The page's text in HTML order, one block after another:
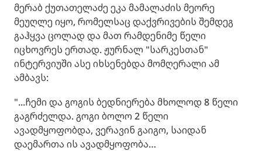
მერაბ ქუთათელაძე ეკა მამალაძის მეორე
მეუღლე იყო, რომელსაც დაქვრივების შემდეგ
გაჰყვა ცოლად და მათ რამდენიმე წელი
იცხოვრეს ერთად. ჟურნალ "სარკესთან"
ინტერვიუში ასე იხსენებდა მომღერალი ამ
ამბავს:
"...ჩემი და გოგის ბედნიერება მხოლოდ 8 წელი
გაგრძელდა. გოგი ბოლო 2 წელი
ავადმყოფობდა, ვერავინ გაიგო, საიდან
დაემართა ის ავადმყოფობა…